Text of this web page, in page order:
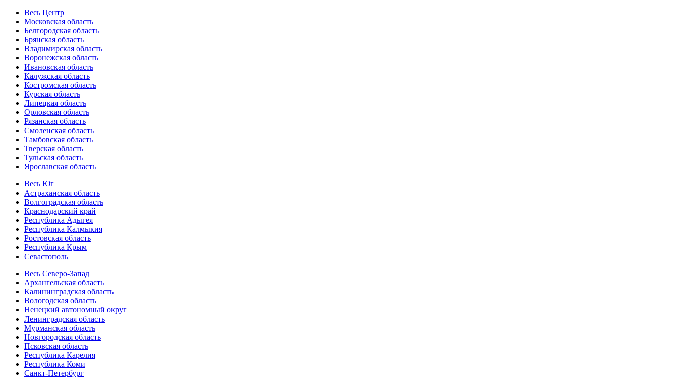
Весь Центр
Московская область
Белгородская область
Брянская область
Владимирская область
Воронежская область
Ивановская область
Калужская область
Костромская область
Курская область
Липецкая область
Орловская область
Рязанская область
Смоленская область
Тамбовская область
Тверская область
Тульская область
Ярославская область
Весь Юг
Астраханская область
Волгоградская область
Краснодарский край
Республика Адыгея
Республика Калмыкия
Ростовская область
Республика Крым
Севастополь
Весь Северо-Запад
Архангельская область
Калининградская область
Вологодская область
Ненецкий автономный округ
Ленинградская область
Мурманская область
Новгородская область
Псковская область
Республика Карелия
Республика Коми
Санкт-Петербург